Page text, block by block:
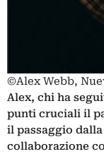
©Alex Webb,
Alex, chi ha
punti cruciali il
il passaggio
collaborazione